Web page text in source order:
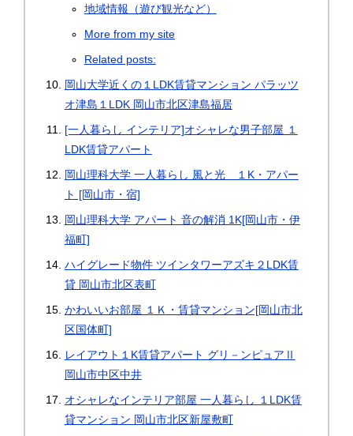
地域情報（遊び観光など）
More from my site
Related posts:
岡山大学近くの１LDK賃貸マンション パラッツ
オ津島１LDK 岡山市北区津島福居
[一人暮らし インテリア]オシャレな男子部屋 １
LDK賃貸アパート
岡山理科大学 一人暮らし 風と光 １K・アパー
ト [岡山市・宿]
岡山理科大学 アパート 音の解消 1K[岡山市・伊
福町]
ハイグレード物件 ツインタワーアズキ２LDK賃
貸 岡山市北区表町
かわいいお部屋 １Ｋ・賃貸マンション[岡山市北
区国体町]
レイアウト１K賃貸アパート グリ－ンピュアⅡ
岡山市中区中井
オシャレなインテリア部屋 一人暮らし １LDK賃
貸マンション 岡山市北区新屋敷町